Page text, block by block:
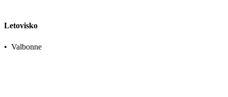
Letovisko
• Valbonne